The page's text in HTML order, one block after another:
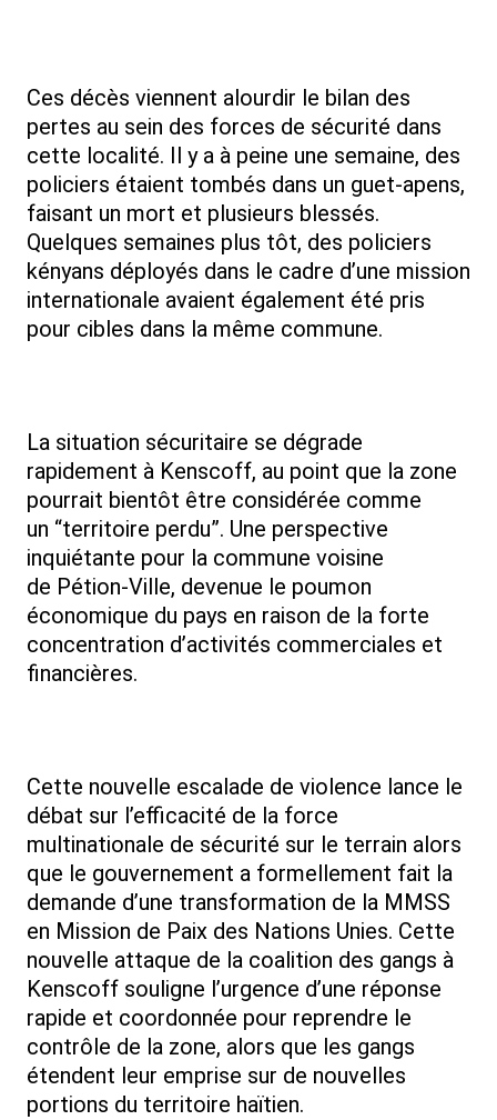
Ces décès viennent alourdir le bilan des
pertes au sein des forces de sécurité dans
cette localité. Il y a à peine une semaine, des
policiers étaient tombés dans un guet-apens,
faisant un mort et plusieurs blessés.
Quelques semaines plus tôt, des policiers
kényans déployés dans le cadre d’une mission
internationale avaient également été pris
pour cibles dans la même commune.
La situation sécuritaire se dégrade
rapidement à Kenscoff, au point que la zone
pourrait bientôt être considérée comme
un “territoire perdu”. Une perspective
inquiétante pour la commune voisine
de Pétion-Ville, devenue le poumon
économique du pays en raison de la forte
concentration d’activités commerciales et
financières.
Cette nouvelle escalade de violence lance le
débat sur l’efficacité de la force
multinationale de sécurité sur le terrain alors
que le gouvernement a formellement fait la
demande d’une transformation de la MMSS
en Mission de Paix des Nations Unies. Cette
nouvelle attaque de la coalition des gangs à
Kenscoff souligne l’urgence d’une réponse
rapide et coordonnée pour reprendre le
contrôle de la zone, alors que les gangs
étendent leur emprise sur de nouvelles
portions du territoire haïtien.